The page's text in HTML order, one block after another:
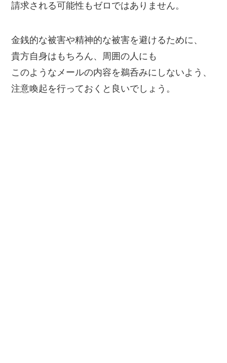
請求される可能性もゼロではありません。
金銭的な被害や精神的な被害を避けるために、
貴方自身はもちろん、周囲の人にも
このようなメールの内容を鵜呑みにしないよう、
注意喚起を行っておくと良いでしょう。